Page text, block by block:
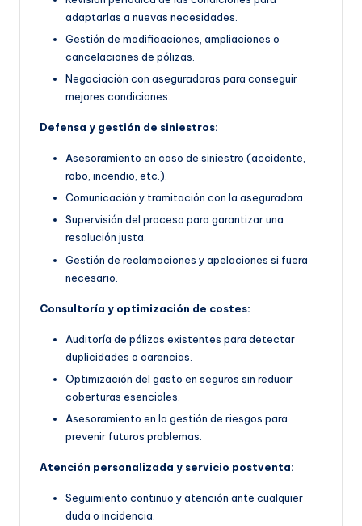
adaptarlas a nuevas necesidades.
Gestión de modificaciones, ampliaciones o
cancelaciones de pólizas.
Negociación con aseguradoras para conseguir
mejores condiciones.
Defensa y gestión de siniestros:
Asesoramiento en caso de siniestro (accidente,
robo, incendio, etc.).
Comunicación y tramitación con la aseguradora.
Supervisión del proceso para garantizar una
resolución justa.
Gestión de reclamaciones y apelaciones si fuera
necesario.
Consultoría y optimización de costes:
Auditoría de pólizas existentes para detectar
duplicidades o carencias.
Optimización del gasto en seguros sin reducir
coberturas esenciales.
Asesoramiento en la gestión de riesgos para
prevenir futuros problemas.
Atención personalizada y servicio postventa:
Seguimiento continuo y atención ante cualquier
duda o incidencia.